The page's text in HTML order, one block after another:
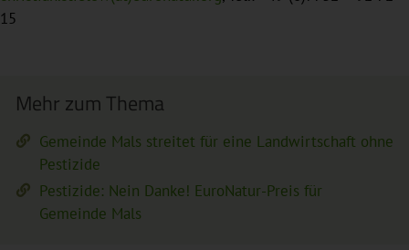
15
Mehr zum Thema
Gemeinde Mals streitet für eine Landwirtschaft ohne
Pestizide
Pestizide: Nein Danke! EuroNatur-Preis für
Gemeinde Mals